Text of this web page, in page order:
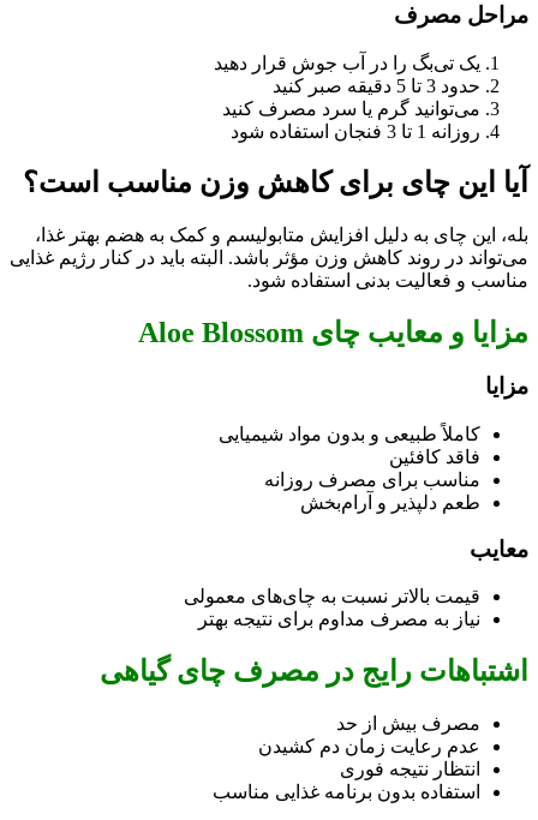
مراحل مصرف
یک تی‌بگ را در آب جوش قرار دهید
حدود 3 تا 5 دقیقه صبر کنید
می‌توانید گرم یا سرد مصرف کنید
روزانه 1 تا 3 فنجان استفاده شود
آیا این چای برای کاهش وزن مناسب است؟
بله، این چای به دلیل افزایش متابولیسم و کمک به هضم بهتر غذا،
می‌تواند در روند کاهش وزن مؤثر باشد. البته باید در کنار رژیم غذایی
مناسب و فعالیت بدنی استفاده شود.
مزایا و معایب چای Aloe Blossom
مزایا
کاملاً طبیعی و بدون مواد شیمیایی
فاقد کافئین
مناسب برای مصرف روزانه
طعم دلپذیر و آرام‌بخش
معایب
قیمت بالاتر نسبت به چای‌های معمولی
نیاز به مصرف مداوم برای نتیجه بهتر
اشتباهات رایج در مصرف چای گیاهی
مصرف بیش از حد
عدم رعایت زمان دم کشیدن
انتظار نتیجه فوری
استفاده بدون برنامه غذایی مناسب